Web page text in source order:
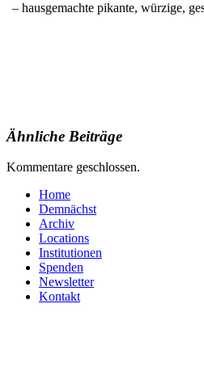
– hausgemachte pikante, würzige,
Ähnliche Beiträge
Kommentare geschlossen.
Home
Demnächst
Archiv
Locations
Institutionen
Spenden
Newsletter
Kontakt